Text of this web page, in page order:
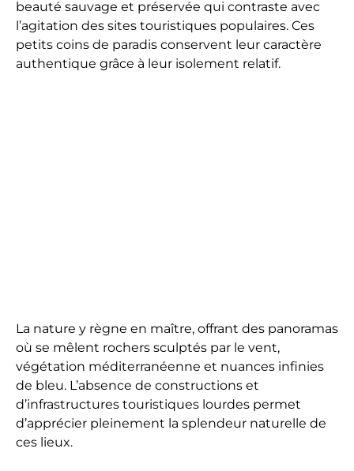
beauté sauvage et préservée qui contraste avec
l’agitation des sites touristiques populaires. Ces
petits coins de paradis conservent leur caractère
authentique grâce à leur isolement relatif.
La nature y règne en maître, offrant des panoramas
où se mêlent rochers sculptés par le vent,
végétation méditerranéenne et nuances infinies
de bleu. L’absence de constructions et
d’infrastructures touristiques lourdes permet
d’apprécier pleinement la splendeur naturelle de
ces lieux.